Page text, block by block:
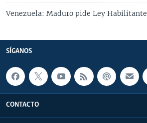
Venezuela: Maduro pide Ley Habilitante
SÍGANOS
CONTACTO